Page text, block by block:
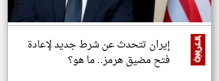
إيران تتحدث عن شرط جديد لإعادة
فتح مضيق هرمز.. ما هو؟